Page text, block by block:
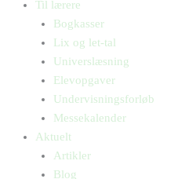
Til lærere
Bogkasser
Lix og let-tal
Universlæsning
Elevopgaver
Undervisningsforløb
Messekalender
Aktuelt
Artikler
Blog